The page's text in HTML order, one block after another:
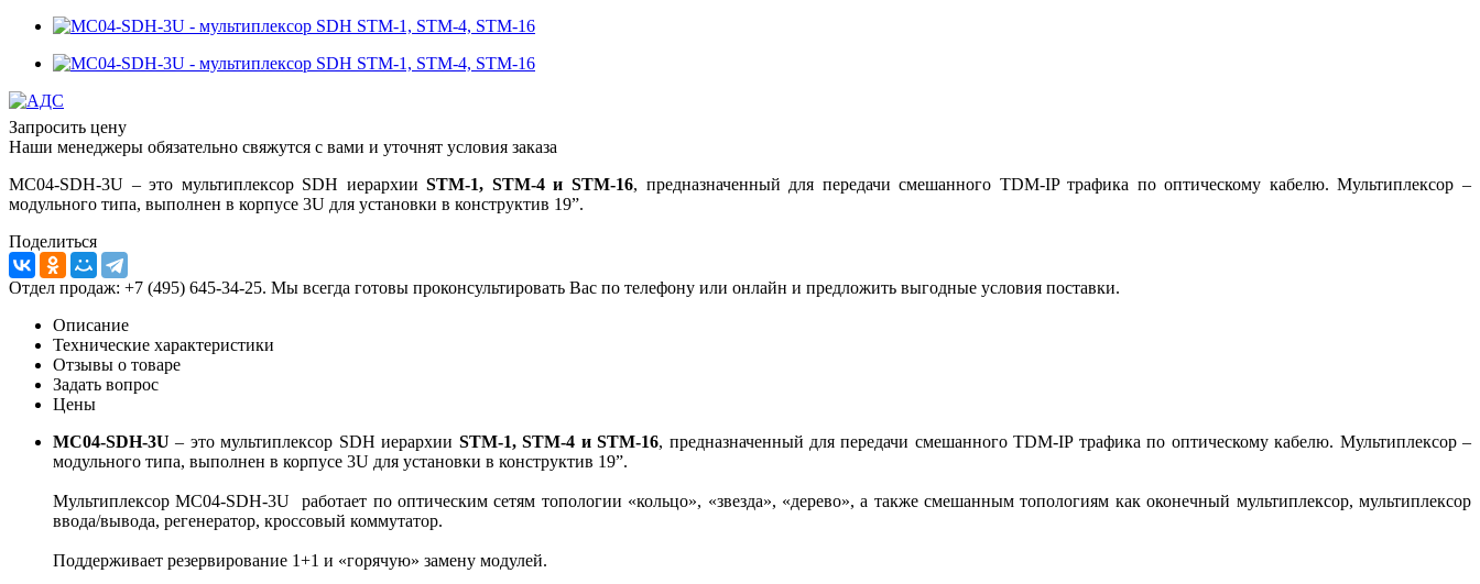
Запросить цену
Наши менеджеры обязательно свяжутся с вами и уточнят условия заказа
MC04-SDH-3U – это мультиплексор SDH иерархииSTM-1, STM-4 и STM-16, предназначенный для передачи смешанного TDM-IP трафика по оптическому кабелю. Мультиплексор –
модульного типа, выполнен в корпусе 3U для установки в конструктив 19”.
Поделиться
Отдел продаж: +7 (495) 645-34-25. Мы всегда готовы проконсультировать Вас по телефону или онлайн и предложить выгодные условия поставки.
Описание
Технические характеристики
Отзывы о товаре
Задать вопрос
Цены
MC04-SDH-3U – это мультиплексор SDH иерархии STM-1, STM-4 и STM-16, предназначенный для передачи смешанного TDM-IP трафика по оптическому кабелю. Мультиплексор –
модульного типа, выполнен в корпусе 3U для установки в конструктив 19”.
Мультиплексор MC04-SDH-3U работает по оптическим сетям топологии «кольцо», «звезда», «дерево», а также смешанным топологиям как оконечный мультиплексор, мультиплексор
ввода/вывода, регенератор, кроссовый коммутатор.
Поддерживает резервирование 1+1 и «горячую» замену модулей.